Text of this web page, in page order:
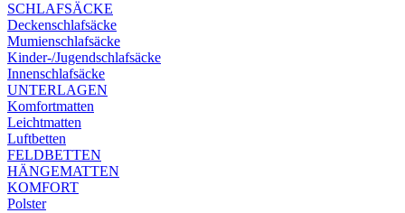
SCHLAFSÄCKE
Deckenschlafsäcke
Mumienschlafsäcke
Kinder-/Jugendschlafsäcke
Innenschlafsäcke
UNTERLAGEN
Komfortmatten
Leichtmatten
Luftbetten
FELDBETTEN
HÄNGEMATTEN
KOMFORT
Polster